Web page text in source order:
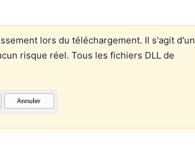
lors du téléchargement. Il s'agit d'un
risque réel. Tous les fichiers DLL de